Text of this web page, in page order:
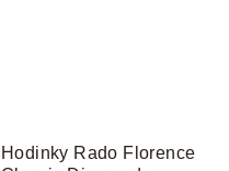
Hodinky Rado Florence